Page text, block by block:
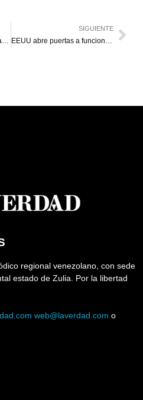
Llega el primer lote de ayuda humanitaria al Zulia
SIGUIENTE
EEUU abre puertas a funcionarios de Maduro
regional venezolano, con sede
estado de Zulia. Por la libertad
web@laverdad.com o